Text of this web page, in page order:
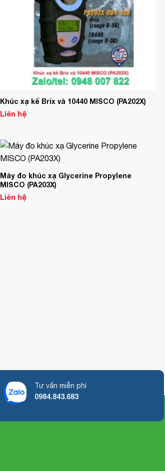
Khúc xạ kế Brix và 10440 MISCO (PA202X)
Liên hệ
Wishlist
Máy đo khúc xạ Glycerine Propylene
MISCO (PA203X)
Liên hệ
Tư vấn miễn phí
0984.843.683